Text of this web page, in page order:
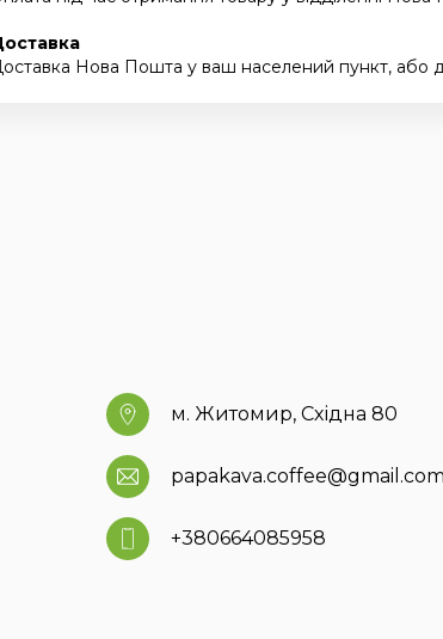
Нова Пошта у ваш населений пункт, або
м. Житомир, Східна 80
papakava.coffee@gmail.com
+380664085958